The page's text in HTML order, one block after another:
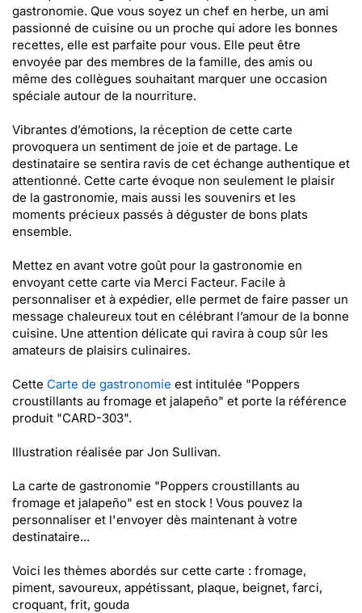
gastronomie. Que vous soyez un chef en herbe, un ami
passionné de cuisine ou un proche qui adore les bonnes
recettes, elle est parfaite pour vous. Elle peut être
envoyée par des membres de la famille, des amis ou
même des collègues souhaitant marquer une occasion
spéciale autour de la nourriture.
Vibrantes d’émotions, la réception de cette carte
provoquera un sentiment de joie et de partage. Le
destinataire se sentira ravis de cet échange authentique et
attentionné. Cette carte évoque non seulement le plaisir
de la gastronomie, mais aussi les souvenirs et les
moments précieux passés à déguster de bons plats
ensemble.
Mettez en avant votre goût pour la gastronomie en
envoyant cette carte via Merci Facteur. Facile à
personnaliser et à expédier, elle permet de faire passer un
message chaleureux tout en célébrant l’amour de la bonne
cuisine. Une attention délicate qui ravira à coup sûr les
amateurs de plaisirs culinaires.
Cette Carte de gastronomie est intitulée "Poppers
croustillants au fromage et jalapeño" et porte la référence
produit "CARD-303".
Illustration réalisée par Jon Sullivan.
La carte de gastronomie "Poppers croustillants au
fromage et jalapeño" est en stock ! Vous pouvez la
personnaliser et l'envoyer dès maintenant à votre
destinataire...
Voici les thèmes abordés sur cette carte : fromage,
piment, savoureux, appétissant, plaque, beignet, farci,
croquant, frit, gouda